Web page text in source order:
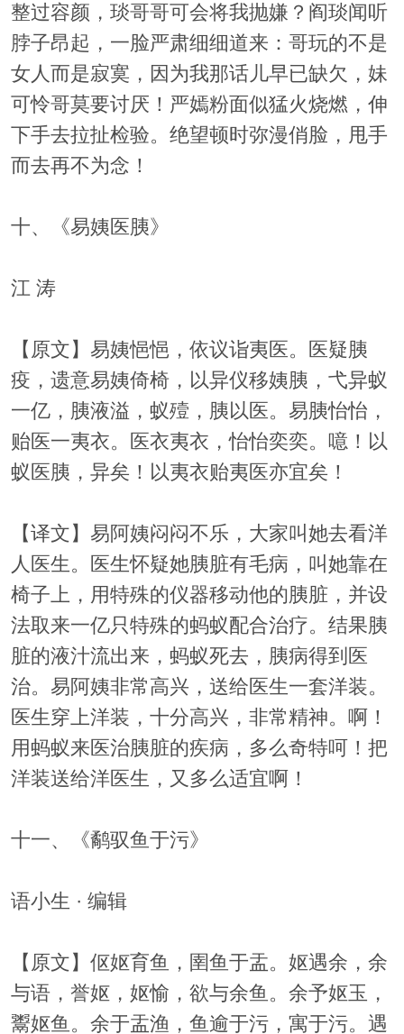
整过容颜，琰哥哥可会将我抛嫌？阎琰闻听
脖子昂起，一脸严肃细细道来：哥玩的不是
女人而是寂寞，因为我那话儿早已缺欠，妹
可怜哥莫要讨厌！严嫣粉面似猛火烧燃，伸
下手去拉扯检验。绝望顿时弥漫俏脸，甩手
而去再不为念！
十、《易姨医胰》
江 涛
【原文】易姨悒悒，依议诣夷医。医疑胰
疫，遗意易姨倚椅，以异仪移姨胰，弋异蚁
一亿，胰液溢，蚁殪，胰以医。易胰怡怡，
贻医一夷衣。医衣夷衣，怡怡奕奕。噫！以
蚁医胰，异矣！以夷衣贻夷医亦宜矣！
【译文】易阿姨闷闷不乐，大家叫她去看洋
人医生。医生怀疑她胰脏有毛病，叫她靠在
椅子上，用特殊的仪器移动他的胰脏，并设
法取来一亿只特殊的蚂蚁配合治疗。结果胰
脏的液汁流出来，蚂蚁死去，胰病得到医
治。易阿姨非常高兴，送给医生一套洋装。
医生穿上洋装，十分高兴，非常精神。啊！
用蚂蚁来医治胰脏的疾病，多么奇特呵！把
洋装送给洋医生，又多么适宜啊！
十一、《鹬驭鱼于污》
语小生 · 编辑
【原文】伛妪育鱼，圉鱼于盂。妪遇余，余
与语，誉妪，妪愉，欲与余鱼。余予妪玉，
鬻妪鱼。余于盂渔，鱼逾于污，寓于污。遇